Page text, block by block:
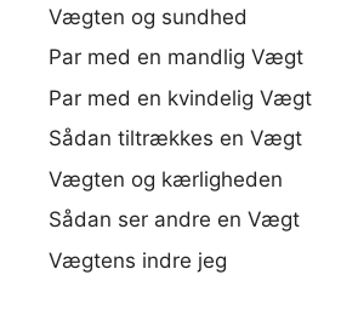
Vægten og sundhed
Par med en mandlig Vægt
Par med en kvindelig Vægt
Sådan tiltrækkes en Vægt
Vægten og kærligheden
Sådan ser andre en Vægt
Vægtens indre jeg